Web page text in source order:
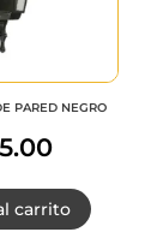
PARED NEGRO
carrito